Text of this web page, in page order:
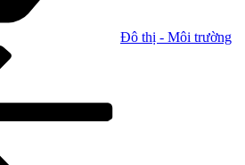
Đô thị - Môi trường